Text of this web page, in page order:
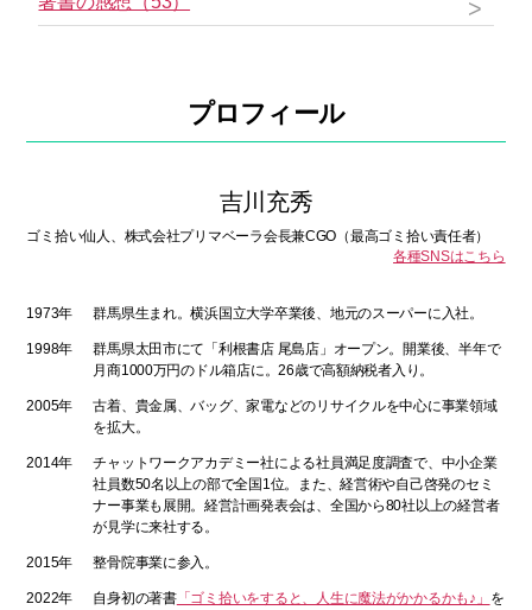
プロフィール
吉川充秀
ゴミ拾い仙人、株式会社プリマベーラ会長兼CGO（最高ゴミ拾い責任者）
各種SNSはこちら
1973年 群馬県生まれ。横浜国立大学卒業後、地元のスーパーに入社。
1998年
群馬県太田市にて「利根書店 尾島店」オープン。開業後、半年で
月商1000万円のドル箱店に。26歳で高額納税者入り。
2005年
古着、貴金属、バッグ、家電などのリサイクルを中心に事業領域
を拡大。
2014年
チャットワークアカデミー社による社員満足度調査で、中小企業
社員数50名以上の部で全国1位。また、経営術や自己啓発のセミ
ナー事業も展開。経営計画発表会は、全国から80社以上の経営者
が見学に来社する。
2015年 整骨院事業に参入。
2022年 自身初の著書「ゴミ拾いをすると、人生に魔法がかかるかも♪」 を